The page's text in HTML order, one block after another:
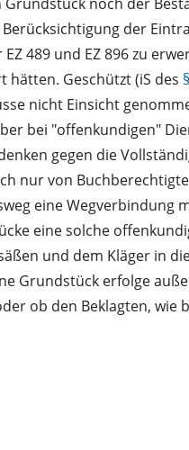
der
489 und EZ 896 zu
hätten. Geschützt (iS des
nicht Einsicht
bei "offenkundigen"
gegen die
nur von
eine Wegverbindung
eine solche
und dem Kläger in
Grundstück erfolge
ob den Beklagten,